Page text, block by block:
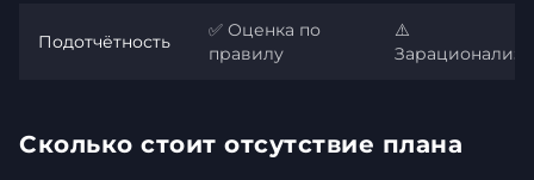
Подотчётность
✅ Оценка по
правилу
⚠️
Сколько стоит отсутствие плана